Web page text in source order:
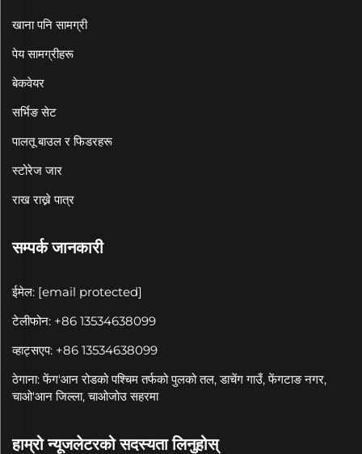
खाना पनि सामग्री
पेय सामग्रीहरू
बेकवेयर
सर्भिङ सेट
पालतू बाउल र फिडरहरू
स्टोरेज जार
राख राख्ने पात्र
सम्पर्क जानकारी
ईमेल: [email protected]
टेलीफोन: +86 13534638099
व्हाट्सएप: +86 13534638099
ठेगाना: फेंग'आन रोडको पश्चिम तर्फको पुलको तल, डाचेंग गाउँ, फेंगटाङ नगर,
चाओ'आन जिल्ला, चाओजोउ सहरमा
हाम्रो न्यूजलेटरको सदस्यता लिनुहोस्